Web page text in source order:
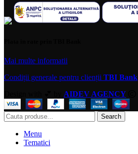
Mai multe informatii
Condiții generale pentru clienții TBI Bank
AIDEV AGENCY
Search
Menu
Tematici